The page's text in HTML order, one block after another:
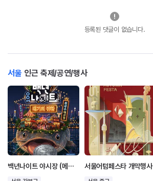
등록된 댓글이 없습니다.
서울 인근 축제/공연/행사
백년나이트 야시장 (메기의 귀환) 서울어텀페스타 개막행사